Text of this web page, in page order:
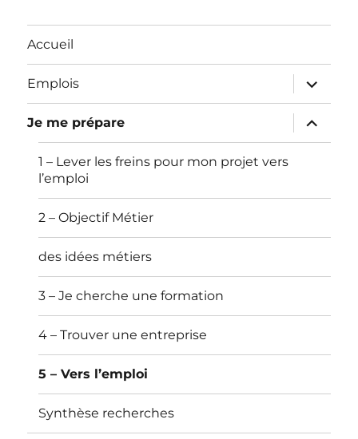
Accueil
Emplois
ouvrir
le
sous-
menu
Je me prépare
ouvrir
le
sous-
1 – Lever les freins pour mon projet vers
l’emploi
2 – Objectif Métier
des idées métiers
3 – Je cherche une formation
4 – Trouver une entreprise
5 – Vers l’emploi
Synthèse recherches